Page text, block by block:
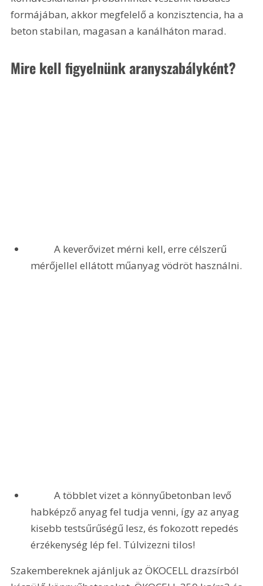
formájában, akkor megfelelő a konzisztencia, ha a
beton stabilan, magasan a kanálháton marad.
Mire kell figyelnünk aranyszabályként?
mérőjellel ellátott műanyag vödröt használni.
	A többlet vizet a könnyűbetonban levő
habképző anyag fel tudja venni, így az anyag
kisebb testsűrűségű lesz, és fokozott repedés
érzékenység lép fel. Túlvizezni tilos!
Szakembereknek ajánljuk az ÖKOCELL drazsírból